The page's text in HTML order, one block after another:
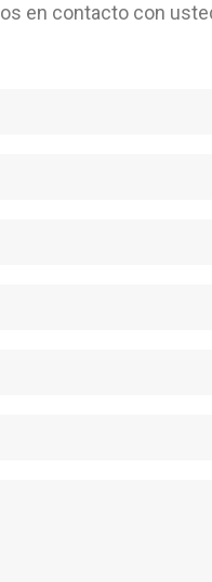
en contacto con